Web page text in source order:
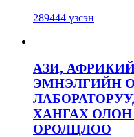
289444 үзсэн
АЗИ,
ЭМНЭЛГИЙН
ХАНГАХ
ОРОЛЦЛОО